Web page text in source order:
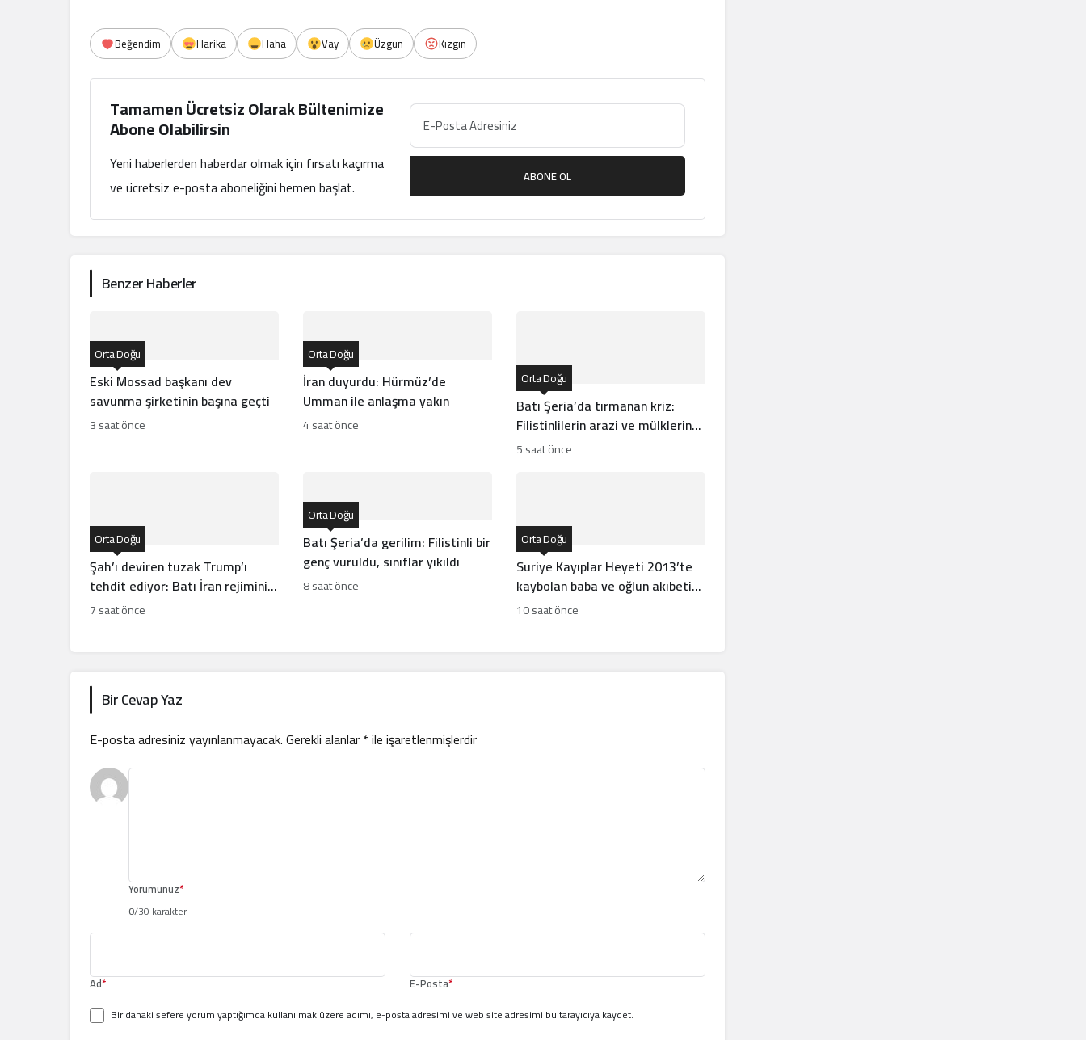
Beğendim Harika Haha Vay Üzgün Kızgın
Tamamen Ücretsiz Olarak Bültenimize
Abone Olabilirsin
Yeni haberlerden haberdar olmak için fırsatı kaçırma
ve ücretsiz e-posta aboneliğini hemen başlat.
ABONE OL
Benzer Haberler
Eski Mossad başkanı dev
savunma şirketinin başına geçti
Orta Doğu
3 saat önce
İran duyurdu: Hürmüz’de
Umman ile anlaşma yakın
Orta Doğu
4 saat önce
Batı Şeria’da tırmanan kriz:
Filistinlilerin arazi ve mülklerine
baskı artıyor
Orta Doğu
5 saat önce
Şah’ı deviren tuzak Trump’ı
tehdit ediyor: Batı İran rejiminin
direncini neden yanlış anlıyor
Orta Doğu
7 saat önce
Batı Şeria’da gerilim: Filistinli bir
genç vuruldu, sınıflar yıkıldı
Orta Doğu
8 saat önce
Suriye Kayıplar Heyeti 2013’te
kaybolan baba ve oğlun akıbetini
açıkladı
Orta Doğu
10 saat önce
Bir Cevap Yaz
E-posta adresiniz yayınlanmayacak.Gerekli alanlar*ile işaretlenmişlerdir
Yorumunuz*
0/30 karakter
Ad* E-Posta*
Bir dahaki sefere yorum yaptığımda kullanılmak üzere adımı, e-posta adresimi ve web site adresimi bu tarayıcıya kaydet.